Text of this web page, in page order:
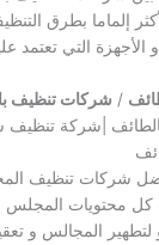
إلماما بطرق
و الأجهزة التي تعتمد
/ شركات تنظيف
|شركة تنظيف
شركات تنظيف
محتويات المجلس
لتطهير المجالس و